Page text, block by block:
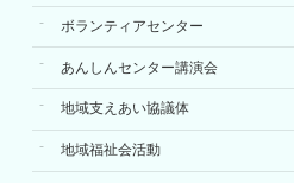
ボランティアセンター
あんしんセンター講演会
地域支えあい協議体
地域福祉会活動